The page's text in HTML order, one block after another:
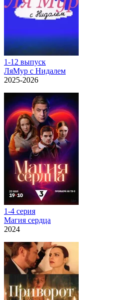
1-12 выпуск
ЛяМур с Нидалем
2025-2026
1-4 серия
Магия сердца
2024